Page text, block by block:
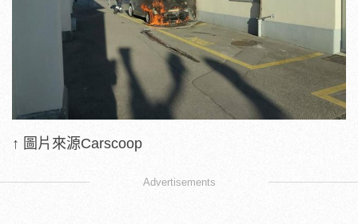
↑ 圖片來源Carscoop
Advertisements